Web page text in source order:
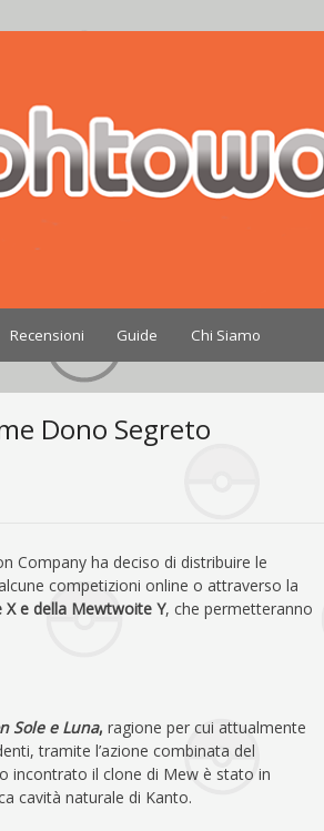
Recensioni Guide Chi Siamo
Dono Segreto
Company ha deciso di distribuire le
competizioni online o attraverso la
e della Mewtwoite Y, che permetteranno
Sole e Luna, ragione per cui attualmente
tramite l’azione combinata del
incontrato il clone di Mew è stato in
cavità naturale di Kanto.